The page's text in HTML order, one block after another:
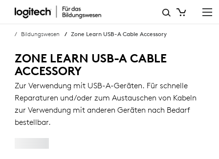
USB-
A-
ZUBEHÖRKABEL
FÜR
ZONE
LEARN
Bildungswesen Zone Learn USB-A Cable Accessory
ZONE LEARN USB-A CABLE
ACCESSORY
Zur Verwendung mit USB-A-Geräten. Für schnelle
Reparaturen und/oder zum Austauschen von Kabeln
zur Verwendung mit anderen Geräten nach Bedarf
bestellbar.